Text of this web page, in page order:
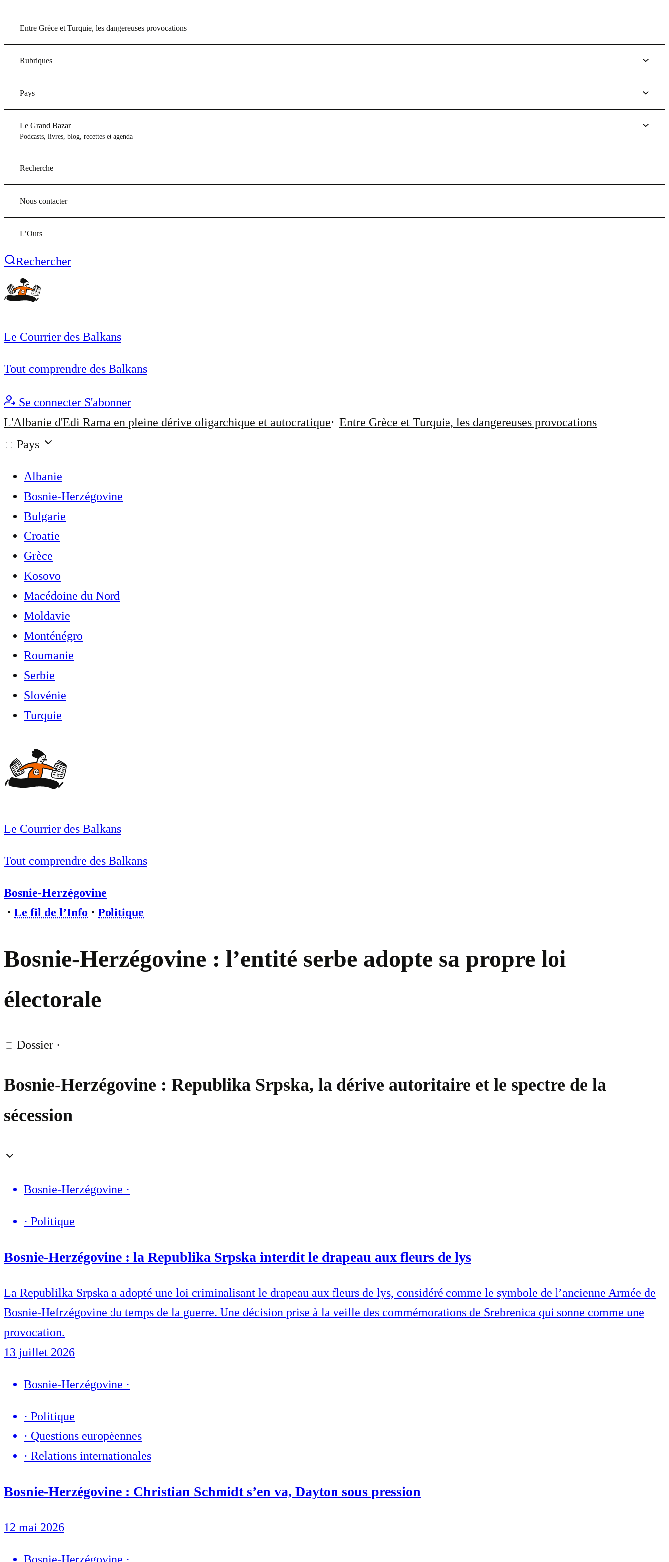
Entre Grèce et Turquie, les dangereuses provocations
Rubriques
Pays
Le Grand Bazar
Podcasts, livres, blog, recettes et agenda
Recherche
Nous contacter
L’Ours
Rechercher
Le Courrier des Balkans
Tout comprendre des Balkans
Se connecter S'abonner
L'Albanie d'Edi Rama en pleine dérive oligarchique et autocratique
Entre Grèce et Turquie, les dangereuses provocations
Pays
Albanie
Bosnie-Herzégovine
Bulgarie
Croatie
Grèce
Kosovo
Macédoine du Nord
Moldavie
Monténégro
Roumanie
Serbie
Slovénie
Turquie
Le Courrier des Balkans
Tout comprendre des Balkans
Bosnie-Herzégovine
⋅ Le fil de l’Info ⋅ Politique
Bosnie-Herzégovine : l’entité serbe adopte sa propre loi
électorale
Dossier ·
Bosnie-Herzégovine : Republika Srpska, la dérive autoritaire et le spectre de la
sécession
Bosnie-Herzégovine ·
· Politique
Bosnie-Herzégovine : la Republika Srpska interdit le drapeau aux fleurs de lys
La Republilka Srpska a adopté une loi criminalisant le drapeau aux fleurs de lys, considéré comme le symbole de l’ancienne Armée de
Bosnie-Hefrzégovine du temps de la guerre. Une décision prise à la veille des commémorations de Srebrenica qui sonne comme une
provocation.
13 juillet 2026
Bosnie-Herzégovine ·
· Politique
· Questions européennes
· Relations internationales
Bosnie-Herzégovine : Christian Schmidt s’en va, Dayton sous pression
12 mai 2026
Bosnie-Herzégovine ·